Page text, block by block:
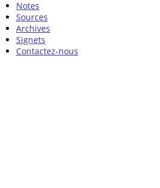
Notes
Sources
Archives
Signets
Contactez-nous